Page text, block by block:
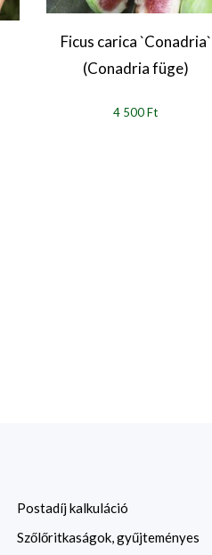
Ficus carica `Conadria`
(Conadria füge)
4 500 Ft
Postadíj kalkuláció
Szőlőritkaságok, gyűjteményes